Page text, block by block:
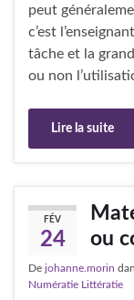
peut
c’est
tâche et la
ou non
Lire la suite
FÉV
24
ou
De johanne.morin
Numératie Littératie